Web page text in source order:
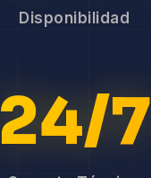
Disponibilidad
24/7